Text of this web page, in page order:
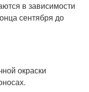
в зависимости
сентября до
окраски